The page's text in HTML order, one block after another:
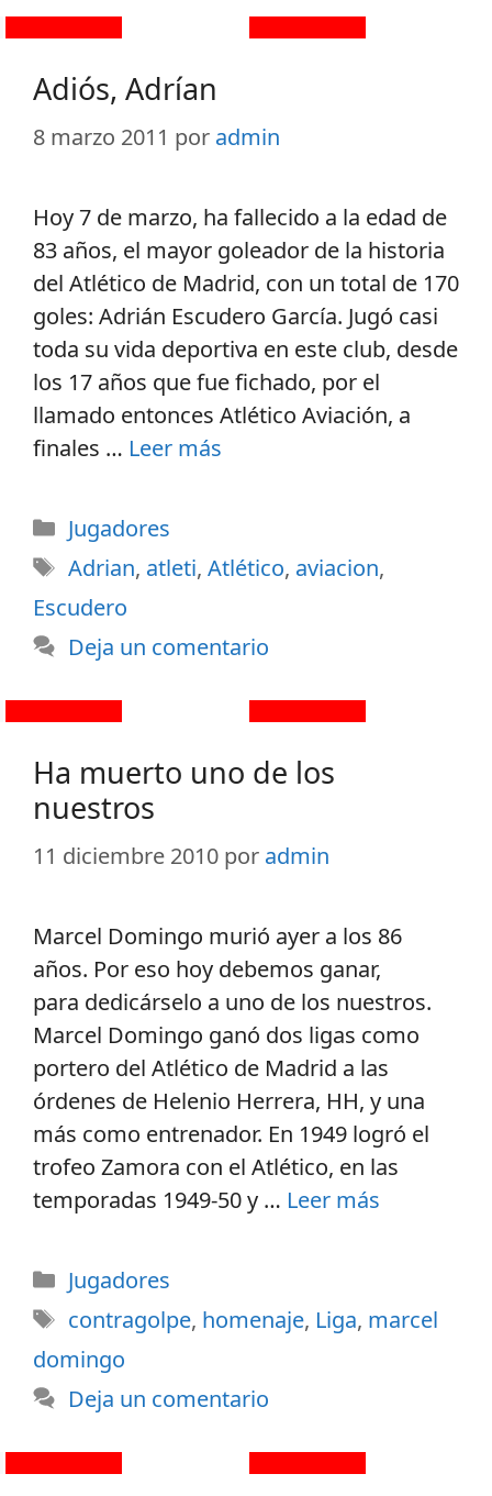
Adiós, Adrían
8 marzo 2011 por admin
Hoy 7 de marzo, ha fallecido a la edad de
83 años, el mayor goleador de la historia
del Atlético de Madrid, con un total de 170
goles: Adrián Escudero García. Jugó casi
toda su vida deportiva en este club, desde
los 17 años que fue fichado, por el
llamado entonces Atlético Aviación, a
finales … Leer más
Jugadores
Adrian, atleti, Atlético, aviacion,
Escudero
Deja un comentario
Ha muerto uno de los
nuestros
11 diciembre 2010 por admin
Marcel Domingo murió ayer a los 86
años. Por eso hoy debemos ganar,
para dedicárselo a uno de los nuestros.
Marcel Domingo ganó dos ligas como
portero del Atlético de Madrid a las
órdenes de Helenio Herrera, HH, y una
más como entrenador. En 1949 logró el
trofeo Zamora con el Atlético, en las
temporadas 1949-50 y … Leer más
Jugadores
contragolpe, homenaje, Liga, marcel
domingo
Deja un comentario